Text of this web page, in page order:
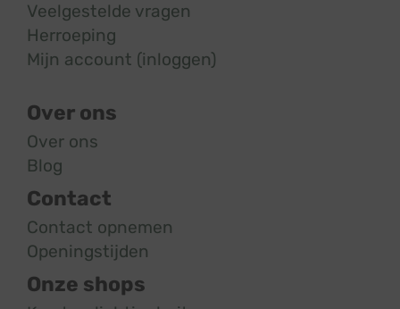
Veelgestelde vragen
Herroeping
Mijn account (inloggen)
Over ons
Over ons
Blog
Contact
Contact opnemen
Openingstijden
Onze shops